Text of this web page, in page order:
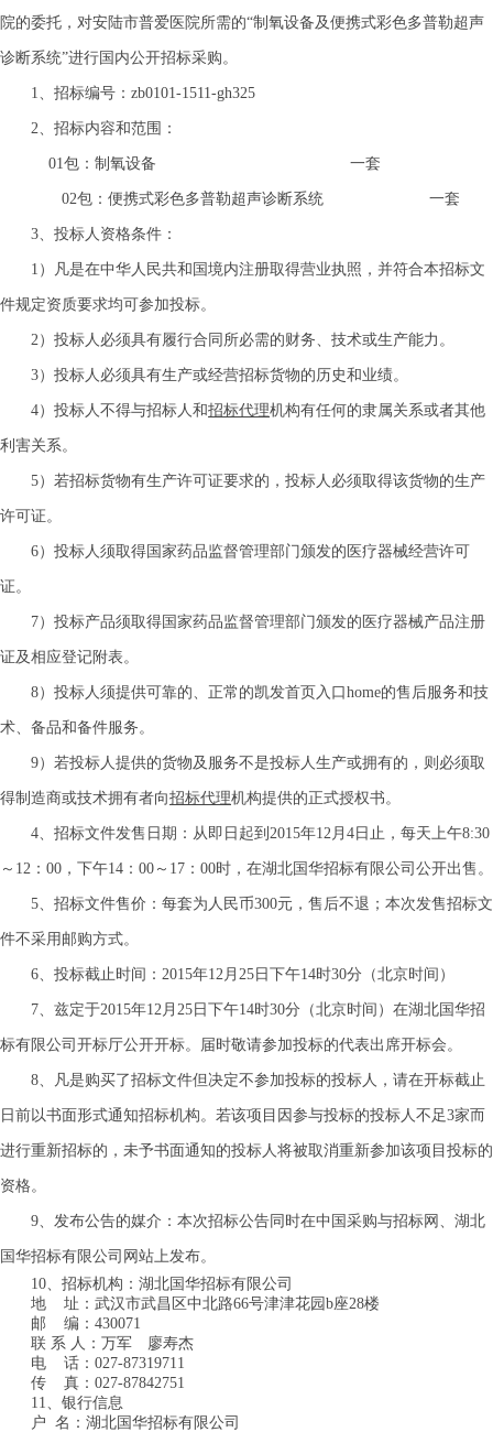
院的委托，对安陆市普爱医院所需的“制氧设备及便携式彩色多普勒超声
诊断系统”进行国内公开招标采购。
1、招标编号：zb0101-1511-gh325
2、招标内容和范围：
01包： 制氧设备 一套
02包： 便携式彩色多普勒超声诊断系统 一套
3、 投标人资格条件：
1）凡是在中华人民共和国境内注册取得营业执照，并符合本招标文
件规定资质要求均可参加投标。
2）投标人必须具有履行合同所必需的财务、技术或生产能力。
3）投标人必须具有生产或经营招标货物的历史和业绩。
4）投标人不得与招标人和招标代理机构有任何的隶属关系或者其他
利害关系。
5）若招标货物有生产许可证要求的，投标人必须取得该货物的生产
许可证。
6）投标人须取得国家药品监督管理部门颁发的医疗器械经营许可
证。
7）投标产品须取得国家药品监督管理部门颁发的医疗器械产品注册
证及相应登记附表。
8）投标人须提供可靠的、正常的凯发首页入口home的售后服务和技
术、备品和备件服务。
9）若投标人提供的货物及服务不是投标人生产或拥有的，则必须取
得制造商或技术拥有者向招标代理机构提供的正式授权书。
4、招标文件发售日期：从即日起到2015年12月 4 日 止，每天上午8:30
～ 12：00，下午14：00 ～ 17：00时，在湖北国华招标有限公司公开出售。
5、招标文件售价：每套为人民币300元，售后不退 ； 本次发售招标文
件不采用邮购方式。
6、投标截止时间：2015年12月 25 日 下午14时30分（北京时间）
7、兹定于2015年12月 25 日 下午14时30分（北京时间）在湖北国华招
标有限公司开标厅公开开标。届时敬请参加投标的代表出席开标会。
8、凡是购买了招标文件但决定不参加投标的投标人，请在开标截止
日前以书面形式通知招标机构。若该项目因参与投标的投标人不足3家而
进行重新招标的，未予书面通知的投标人将被取消重新参加该项目投标的
资格。
9、发布公告的媒介：本次招标公告同时在中国采购与招标网、湖北
国华招标有限公司网站上发布。
10、招标机构：湖北国华招标有限公司
地 址：武汉市武昌区中北路66号津津花园b座28楼
邮 编：430071
联 系 人：万军 廖寿杰
电 话：027-87319711
传 真：027-87842751
11、银行信息
户 名：湖北国华招标有限公司